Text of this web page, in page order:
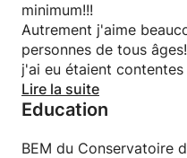
minimum!!!
Autrement j'aime
personnes de tous
j'ai eu étaient
que je suis quelqu'un
laisser la personne
ceci est essentiel pour
Lire la suite
Education
BEM du Conservatoire